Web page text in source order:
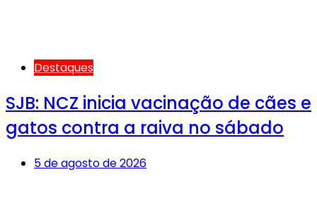
Destaques
SJB: NCZ inicia vacinação de cães e
gatos contra a raiva no sábado
5 de agosto de 2026